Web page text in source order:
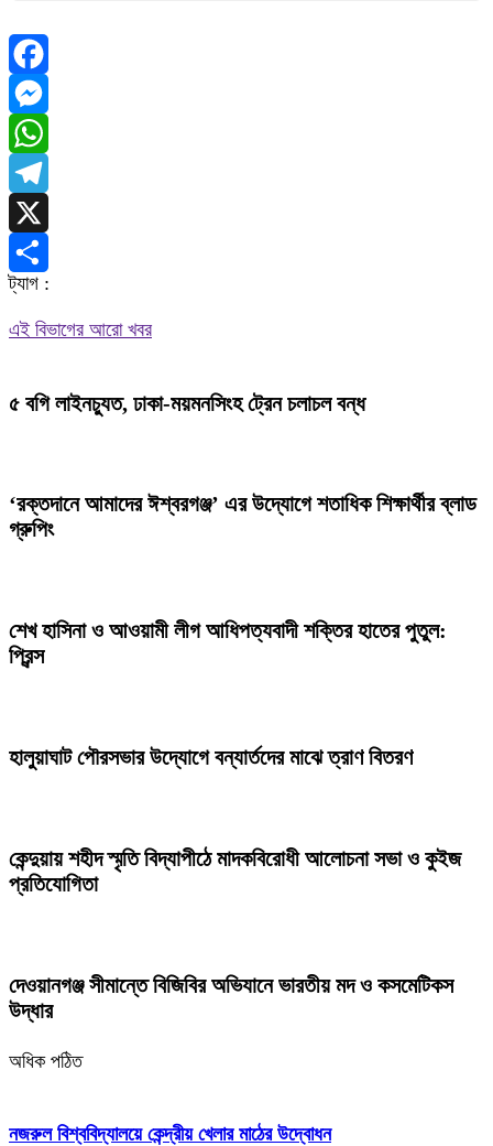
Facebook
Messenger
WhatsApp
Telegram
X
Share
ট্যাগ :
এই বিভাগের আরো খবর
৫ বগি লাইনচ্যুত, ঢাকা-ময়মনসিংহ ট্রেন চলাচল বন্ধ
‘রক্তদানে আমাদের ঈশ্বরগঞ্জ’ এর উদ্যোগে শতাধিক শিক্ষার্থীর ব্লাড
গ্রুপিং
শেখ হাসিনা ও আওয়ামী লীগ আধিপত্যবাদী শক্তির হাতের পুতুল:
প্রিন্স
হালুয়াঘাট পৌরসভার উদ্যোগে বন্যার্তদের মাঝে ত্রাণ বিতরণ
কেন্দুয়ায় শহীদ স্মৃতি বিদ্যাপীঠে মাদকবিরোধী আলোচনা সভা ও কুইজ
প্রতিযোগিতা
দেওয়ানগঞ্জ সীমান্তে বিজিবির অভিযানে ভারতীয় মদ ও কসমেটিকস
উদ্ধার
অধিক পঠিত
নজরুল বিশ্ববিদ্যালয়ে কেন্দ্রীয় খেলার মাঠের উদ্বোধন